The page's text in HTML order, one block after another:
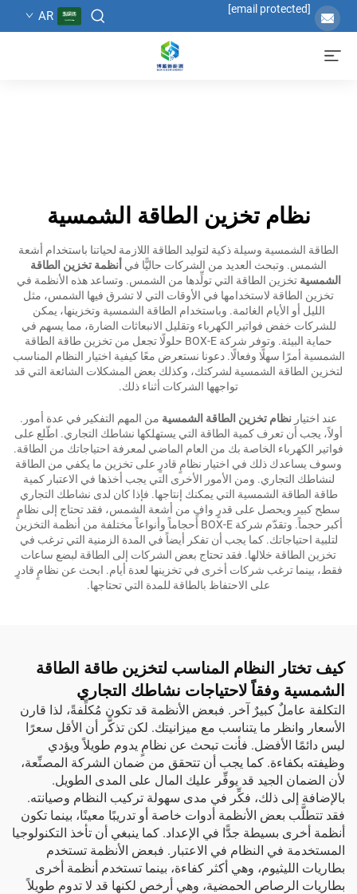
[email protected]
AR
نظام تخزين الطاقة الشمسية
الطاقة الشمسية وسيلة ذكية لتوليد الطاقة اللازمة لحياتنا باستخدام أشعة
الشمس. وتبحث العديد من الشركات حاليًّا في أنظمة تخزين الطاقة
الشمسيةتخزين الطاقة التي تولِّدها من الشمس. وتساعد هذه الأنظمة في
تخزين الطاقة لاستخدامها في الأوقات التي لا تشرق فيها الشمس، مثل
الليل أو الأيام الغائمة. وباستخدام الطاقة الشمسية وتخزينها، يمكن
للشركات خفض فواتير الكهرباء وتقليل الانبعاثات الضارة، مما يسهم في
حماية البيئة. وتوفر شركة BOX-E حلولًا تجعل من تخزين طاقة الطاقة
الشمسية أمرًا سهلًا وفعالًا. دعونا نستعرض معًا كيفية اختيار النظام المناسب
لتخزين الطاقة الشمسية لشركتك، وكذلك بعض المشكلات الشائعة التي قد
تواجهها الشركات أثناء ذلك.
عند اختيار نظام تخزين الطاقة الشمسية من المهم التفكير في عدة أمور.
أولاً، يجب أن تعرف كمية الطاقة التي يستهلكها نشاطك التجاري. اطّلع على
فواتير الكهرباء الخاصة بك من العام الماضي لمعرفة احتياجاتك من الطاقة.
وسوف يساعدك ذلك في اختيار نظامٍ قادرٍ على تخزين ما يكفي من الطاقة
لنشاطك التجاري. ومن الأمور الأخرى التي يجب أخذها في الاعتبار كمية
طاقة الطاقة الشمسية التي يمكنك إنتاجها. فإذا كان لدى نشاطك التجاري
سطح كبير ويحصل على قدرٍ وافٍ من أشعة الشمس، فقد تحتاج إلى نظامٍ
أكبر حجماً. وتقدّم شركة BOX-E أحجاماً وأنواعاً مختلفة من أنظمة التخزين
لتلبية احتياجاتك. كما يجب أن تفكر أيضاً في المدة الزمنية التي ترغب في
تخزين الطاقة خلالها. فقد تحتاج بعض الشركات إلى الطاقة لبضع ساعات
فقط، بينما ترغب شركات أخرى في تخزينها لعدة أيام. ابحث عن نظامٍ قادرٍ
على الاحتفاظ بالطاقة للمدة التي تحتاجها.
كيف تختار النظام المناسب لتخزين طاقة الطاقة
الشمسية وفقاً لاحتياجات نشاطك التجاري
التكلفة عاملٌ كبيرٌ آخر. فبعض الأنظمة قد تكون مُكلِّفةً، لذا قارن
الأسعار وانظر ما يتناسب مع ميزانيتك. لكن تذكَّر أن الأقل سعرًا
ليس دائمًا الأفضل. فأنت تبحث عن نظامٍ يدوم طويلاً ويؤدي
وظيفته بكفاءة. كما يجب أن تتحقق من ضمان الشركة المصنِّعة،
لأن الضمان الجيد قد يوفِّر عليك المال على المدى الطويل.
بالإضافة إلى ذلك، فكِّر في مدى سهولة تركيب النظام وصيانته.
فقد تتطلَّب بعض الأنظمة أدوات خاصة أو تدريبًا معينًا، بينما تكون
أنظمة أخرى بسيطة جدًّا في الإعداد. كما ينبغي أن تأخذ التكنولوجيا
المستخدمة في النظام في الاعتبار. فبعض الأنظمة تستخدم
بطاريات الليثيوم، وهي أكثر كفاءة، بينما تستخدم أنظمة أخرى
بطاريات الرصاص الحمضية، وهي أرخص لكنها قد لا تدوم طويلاً